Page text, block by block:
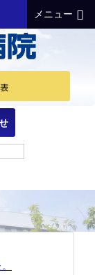
メニュー